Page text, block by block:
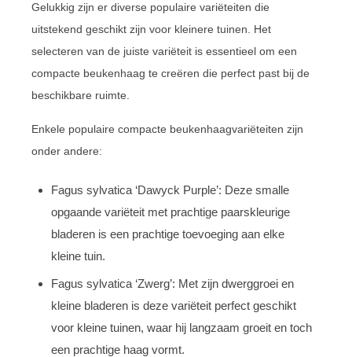
Gelukkig zijn er diverse populaire variëteiten die
uitstekend geschikt zijn voor kleinere tuinen. Het
selecteren van de juiste variëteit is essentieel om een
compacte beukenhaag te creëren die perfect past bij de
beschikbare ruimte.
Enkele populaire compacte beukenhaagvariëteiten zijn
onder andere:
Fagus sylvatica ‘Dawyck Purple’: Deze smalle
opgaande variëteit met prachtige paarskleurige
bladeren is een prachtige toevoeging aan elke
kleine tuin.
Fagus sylvatica ‘Zwerg’: Met zijn dwerggroei en
kleine bladeren is deze variëteit perfect geschikt
voor kleine tuinen, waar hij langzaam groeit en toch
een prachtige haag vormt.